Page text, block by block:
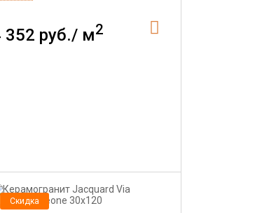
352 руб./ м2
Скидка